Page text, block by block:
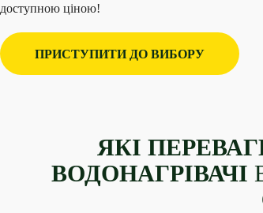
доступною ціною!
ПРИСТУПИТИ ДО ВИБОРУ
ЯКІ
ВОДОНАГРІВАЧІ